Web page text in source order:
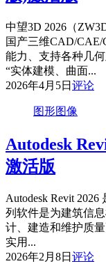
中望3D 2026（
国产三维CAD/
能力、支持各种几
“实体建模、曲面...
2026年4月5日 评论
图形图像
Autodesk
激活版
Autodesk Revit
列软件是为建筑信
计、建造和维护质
实用...
2026年2月8日 评论